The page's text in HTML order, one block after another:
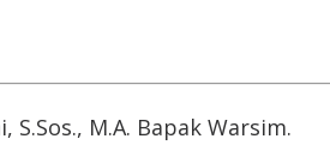
M.A. Bapak Warsim.